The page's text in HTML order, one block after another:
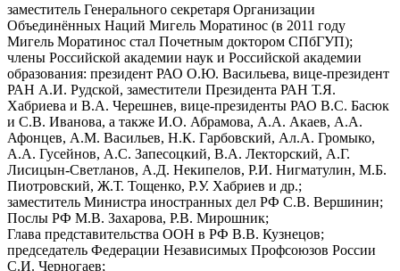
заместитель Генерального секретаря Организации
Объединённых Наций Мигель Моратинос (в 2011 году
Мигель Моратинос стал Почетным доктором СПбГУП);
члены Российской академии наук и Российской академии
образования: президент РАО О.Ю. Васильева, вице-президент
РАН А.И. Рудской, заместители Президента РАН Т.Я.
Хабриева и В.А. Черешнев, вице-президенты РАО В.С. Басюк
и С.В. Иванова, а также И.О. Абрамова, А.А. Акаев, А.А.
Афонцев, А.М. Васильев, Н.К. Гарбовский, Ал.А. Громыко,
А.А. Гусейнов, А.С. Запесоцкий, В.А. Лекторский, А.Г.
Лисицын-Светланов, А.Д. Некипелов, Р.И. Нигматулин, М.Б.
Пиотровский, Ж.Т. Тощенко, Р.У. Хабриев и др.;
заместитель Министра иностранных дел РФ С.В. Вершинин;
Послы РФ М.В. Захарова, Р.В. Мирошник;
Глава представительства ООН в РФ В.В. Кузнецов;
председатель Федерации Независимых Профсоюзов России
С.И. Черногаев;